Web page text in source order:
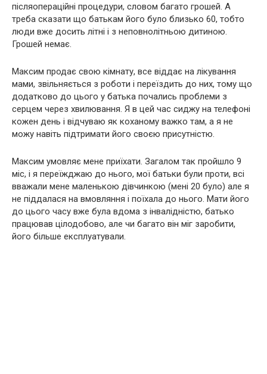
післяопераційні процедури, словом багато грошей. А
треба сказати що батькам його було близько 60, тобто
люди вже досить літні і з неповнолітньою дитиною.
Грошей немає.
Максим продає свою кімнату, все віддає на лікування
мами, звільняється з роботи і переїздить до них, тому що
додатково до цього у батька почались проблеми з
серцем через хвилювання. Я в цей час сиджу на телефоні
кожен день і відчуваю як коханому важко там, а я не
можу навіть підтримати його своєю присутністю.
Максим умовляє мене приїхати. Загалом так пройшло 9
міс, і я переїжджаю до нього, мої батьки були проти, всі
вважали мене маленькою дівчинкою (мені 20 було) але я
не піддалася на вмовляння і поїхала до нього. Мати його
до цього часу вже була вдома з інвалідністю, батько
працював цілодобово, але чи багато він міг заробити,
його більше експлуатували.